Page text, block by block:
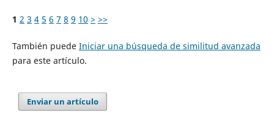
1 2 3 4 5 6 7 8 9 10 > >>
También puede Iniciar una búsqueda de similitud avanzada
para este artículo.
Enviar un artículo